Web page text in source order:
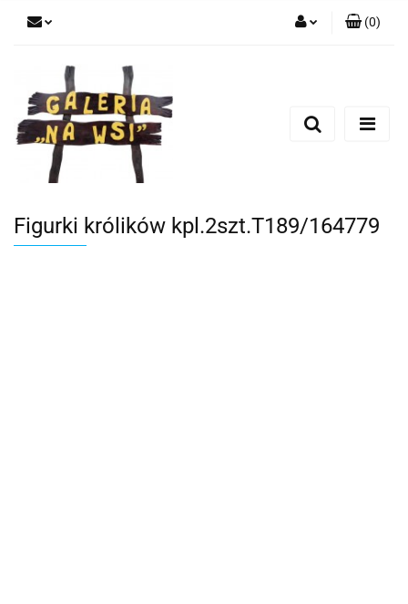
Dodaj zgłoszenie
(0)
Figurki królików kpl.2szt.T189/164779